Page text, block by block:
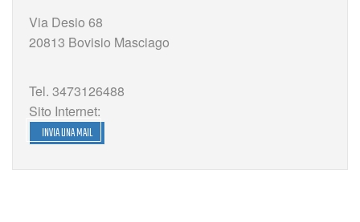
Via Desio 68
20813 Bovisio Masciago
Tel. 3473126488
Sito Internet:
INVIA UNA MAIL